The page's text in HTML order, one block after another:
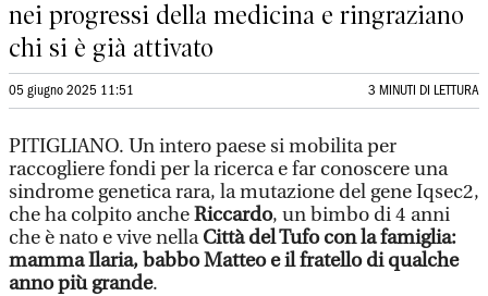
nei progressi della medicina e ringraziano
chi si è già attivato
05 giugno 2025 11:51 3 MINUTI DI LETTURA
PITIGLIANO. Un intero paese si mobilita per
raccogliere fondi per la ricerca e far conoscere una
sindrome genetica rara, la mutazione del gene Iqsec2,
che ha colpito ancheRiccardo, un bimbo di 4 anni
che è nato e vive nellaCittà del Tufo con la famiglia:
mamma Ilaria, babbo Matteo e il fratello di qualche
anno più grande.